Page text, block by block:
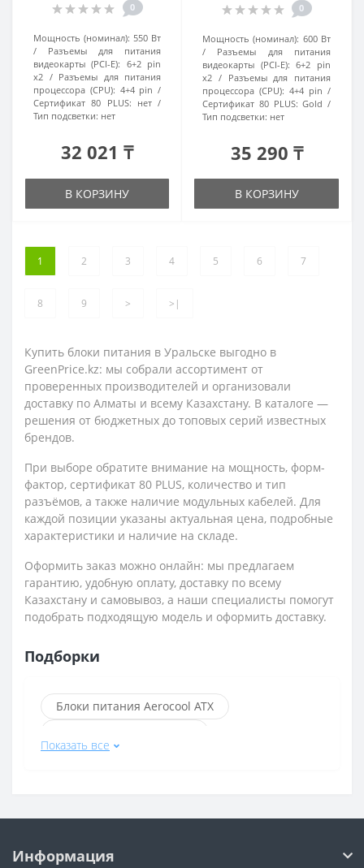
0
Мощность (номинал): 550 Вт
Разъемы для питания
видеокарты (PCI-E): 6+2 pin
x2
Разъемы для питания
процессора (CPU): 4+4 pin
Сертификат 80 PLUS: нет
Тип подсветки: нет
32 021 ₸
В КОРЗИНУ
0
Мощность (номинал): 600 Вт
Разъемы для питания
видеокарты (PCI-E): 6+2 pin
x2
Разъемы для питания
процессора (CPU): 4+4 pin
Сертификат 80 PLUS: Gold
Тип подсветки: нет
35 290 ₸
В КОРЗИНУ
1 2 3 4 5 6 7
8 9 > >|
Купить блоки питания в Уральске выгодно в
GreenPrice.kz: мы собрали ассортимент от
проверенных производителей и организовали
доставку по Алматы и всему Казахстану. В каталоге —
решения от бюджетных до топовых серий известных
брендов.
При выборе обратите внимание на мощность, форм-
фактор, сертификат 80 PLUS, количество и тип
разъёмов, а также наличие модульных кабелей. Для
каждой позиции указаны актуальная цена, подробные
характеристики и наличие на складе.
Оформить заказ можно онлайн: мы предлагаем
гарантию, удобную оплату, доставку по всему
Казахстану и самовывоз, а наши специалисты помогут
подобрать подходящую модель и оформить доставку.
Подборки
Блоки питания Aerocool ATX
Блоки питания Aerocool 600 Вт
Показать все
Информация